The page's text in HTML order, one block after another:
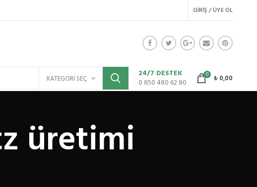
GIRIŞ / ÜYE OL
KATEGORI SEÇ
24/7 DESTEK
0 850 480 62 80
0 ₺0,00
üretimi